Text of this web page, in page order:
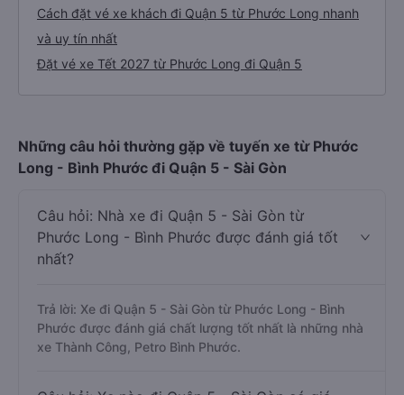
Cách đặt vé xe khách đi Quận 5 từ Phước Long nhanh
và uy tín nhất
Đặt vé xe Tết 2027 từ Phước Long đi Quận 5
Những câu hỏi thường gặp về tuyến xe từ Phước
Long - Bình Phước đi Quận 5 - Sài Gòn
Câu hỏi: Nhà xe đi Quận 5 - Sài Gòn từ
Phước Long - Bình Phước được đánh giá tốt
nhất?
Trả lời: Xe đi Quận 5 - Sài Gòn từ Phước Long - Bình
Phước được đánh giá chất lượng tốt nhất là những nhà
xe Thành Công, Petro Bình Phước.